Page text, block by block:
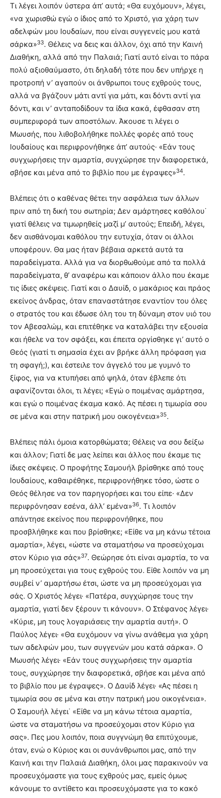
Τι λέγει λοιπόν ύστερα άπ’ αυτά; «Θα ευχόμουν», λέγει,
«να χωρισθώ εγώ ο ίδιος από το Χριστό, για χάρη των
αδελφών μου Ιουδαίων, που είναι συγγενείς μου κατά
σάρκα»33. Θέλεις να δεις και άλλον, όχι από την Καινή
Διαθήκη, αλλά από την Παλαιά; Γιατί αυτό είναι το πάρα
πολύ αξιοθαύμαστο, ότι δηλαδή τότε που δεν υπήρχε η
προτροπή ν’ αγαπούν οι άνθρωποι τους εχθρούς τους,
αλλά να βγάζουν μάτι αντί για μάτι, και δόντι αντί για
δόντι, και ν’ ανταποδίδουν τα ίδια κακά, έφθασαν στη
συμπεριφορά των αποστόλων. Άκουσε τι λέγει ο
Μωυσής, που λιθοβολήθηκε πολλές φορές από τους
Ιουδαίους και περιφρονήθηκε άπ’ αυτούς· «Εάν τους
συγχωρήσεις την αμαρτία, συγχώρησε την διαφορετικά,
σβήσε και μένα από το βιβλίο που με έγραψες»34.
Βλέπεις ότι ο καθένας θέτει την ασφάλεια των άλλων
πριν από τη δική του σωτηρία; Δεν αμάρτησες καθόλου˙
γιατί θέλεις να τιμωρηθείς μαζί μ’ αυτούς; Επειδή, λέγει,
δεν αισθάνομαι καθόλου την ευτυχία, όταν οι άλλοι
υποφέρουν. Θα μας ήταν βέβαια αρκετά αυτά τα
παραδείγματα. Αλλά για να διορθωθούμε από τα πολλά
παραδείγματα, θ’ αναφέρω και κάποιον άλλο που έκαμε
τις ίδιες σκέψεις. Γιατί και ο Δαυίδ, ο μακάριος και πράος
εκείνος άνδρας, όταν επαναστάτησε εναντίον του όλες
ο στρατός του και έδωσε όλη του τη δύναμη στον υιό του
τον Αβεσαλώμ, και επιτέθηκε να καταλάβει την εξουσία
και ήθελε να τον σφάξει, και έπειτα οργίσθηκε γι’ αυτό ο
Θεός (γιατί τι σημασία έχει αν βρήκε άλλη πρόφαση για
τη σφαγή;), και έστειλε τον άγγελό του με γυμνό το
ξίφος, για να κτυπήσει από ψηλά, όταν έβλεπε ότι
αφανίζονται όλοι, τι λέγει; «Εγώ ο ποιμένας αμάρτησα,
και εγώ ο ποιμένας έκαμα κακό. Ας πέσει η τιμωρία σου
σε μένα και στην πατρική μου οικογένεια»35.
Βλέπεις πάλι όμοια κατορθώματα; Θέλεις να σου δείξω
και άλλον; Γιατί δε μας λείπει και άλλος που έκαμε τις
ίδιες σκέψεις. Ο προφήτης Σαμουήλ βρίσθηκε από τους
Ιουδαίους, καθαιρέθηκε, περιφρονήθηκε τόσο, ώστε ο
Θεός θέλησε να τον παρηγορήσει και του είπε· «Δεν
περιφρόνησαν εσένα, άλλ’ εμένα»36. Τι λοιπόν
απάντησε εκείνος που περιφρονήθηκε, που
προσβλήθηκε και που βρίσθηκε; «Είθε να μη κάνω τέτοια
αμαρτία», λέγει, «ώστε να σταματήσω να προσεύχομαι
στον Κύριο για σάς»37. Θεώρησε ότι είναι αμαρτία, το να
μη προσεύχεται για τους εχθρούς του. Είθε λοιπόν να μη
συμβεί ν’ αμαρτήσω έτσι, ώστε να μη προσεύχομαι για
σάς. Ο Χριστός λέγει· «Πατέρα, συγχώρησε τους την
αμαρτία, γιατί δεν ξέρουν τι κάνουν». Ο Στέφανος λέγει·
«Κύριε, μη τους λογαριάσεις την αμαρτία αυτή». Ο
Παύλος λέγει· «Θα ευχόμουν να γίνω ανάθεμα για χάρη
των αδελφών μου, των συγγενών μου κατά σάρκα». Ο
Μωυσής λέγει· «Εάν τους συγχωρήσεις την αμαρτία
τους, συγχώρησε την διαφορετικά, σβήσε και μένα από
το βιβλίο που με έγραψες». Ο Δαυίδ λέγει· «Ας πέσει η
τιμωρία σου σε μένα και στην πατρική μου οικογένεια».
Ο Σαμουήλ λέγει˙ «Είθε να μη κάνω τέτοια αμαρτία,
ώστε να σταματήσω να προσεύχομαι στον Κύριο για
σας». Πες μου λοιπόν, ποια συγγνώμη θα επιτύχουμε,
όταν, ενώ ο Κύριος και οι συνάνθρωποι μας, από την
Καινή και την Παλαιά Διαθήκη, όλοι μας παρακινούν να
προσευχόμαστε για τους εχθρούς μας, εμείς όμως
κάνουμε το αντίθετο και προσευχόμαστε για το κακό